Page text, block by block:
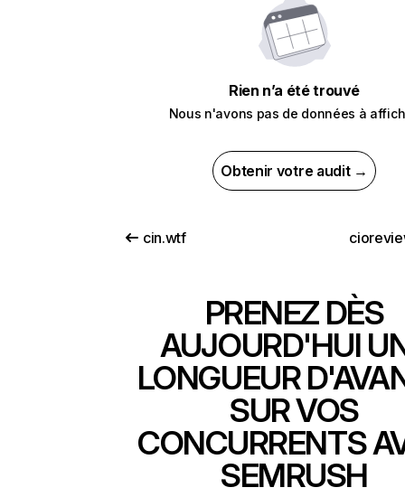
Rien n’a été trouvé
Nous n'avons pas de données à
Obtenir votre audit →
cin.wtf
PRENEZ DÈS
AUJOURD'HUI
LONGUEUR
SUR VOS
CONCURRENTS
SEMRUSH